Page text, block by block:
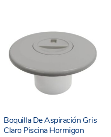
Boquilla De Aspiración Gris
Claro Piscina Hormigon